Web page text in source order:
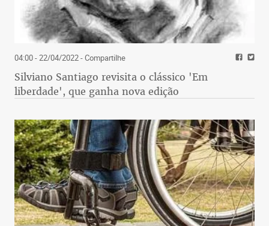
04:00 - 22/04/2022- Compartilhe
Silviano Santiago revisita o clássico 'Em
liberdade', que ganha nova edição